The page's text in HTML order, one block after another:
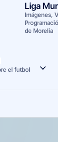
Liga
Imágenes,
de Morelia
el futbol